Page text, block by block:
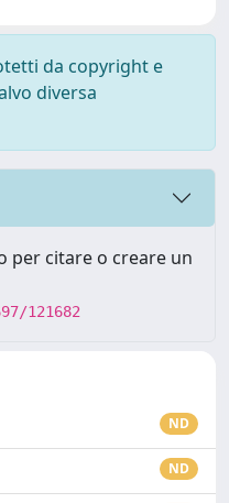
da copyright e
diversa
per citare o creare un
121682
ND
ND